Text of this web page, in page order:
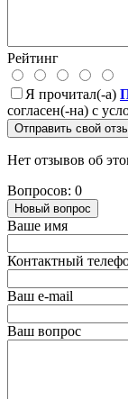
Рейтинг
Я прочитал(-а)
согласен(-на) с
Отправить свой
Нет отзывов об
Вопросов: 0
Новый вопрос
Ваше имя
Контактный
Ваш e-mail
Ваш вопрос